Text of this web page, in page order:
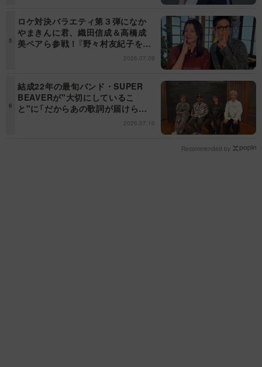
ロケ対決バラエティ第３弾になか
やまきんに君、織田信成＆高橋成
美ペアら参戦！『野々村友紀子を黙
らせろ！』１２日（日）昼に放送！
2026.07.09
結成22年の最旬バンド・SUPER
BEAVERが"大切にしているこ
と"に「だからあの歌詞が届けられ
るんだ」共感の声＜日曜日の初耳学
2026.07.10
Recommended by